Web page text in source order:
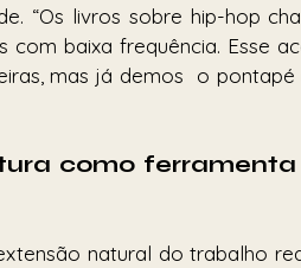
“Os livros sobre hip-hop
com baixa frequência. Esse
mas já demos  o
como
natural do trabalho